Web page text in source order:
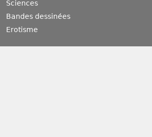
Sciences
Bandes dessinées
Erotisme